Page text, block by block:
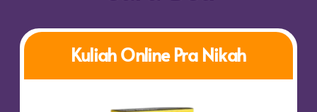
Kuliah Online Pra Nikah